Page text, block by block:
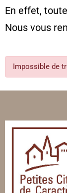
En effet,
Nous vous
Impossible de